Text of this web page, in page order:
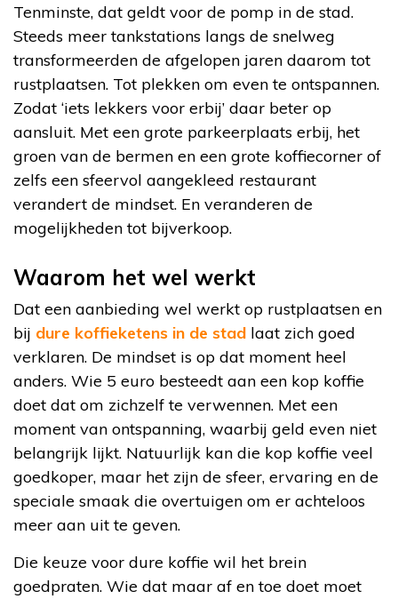
Tenminste, dat geldt voor de pomp in de stad.
Steeds meer tankstations langs de snelweg
transformeerden de afgelopen jaren daarom tot
rustplaatsen. Tot plekken om even te ontspannen.
Zodat ‘iets lekkers voor erbij’ daar beter op
aansluit. Met een grote parkeerplaats erbij, het
groen van de bermen en een grote koffiecorner of
zelfs een sfeervol aangekleed restaurant
verandert de mindset. En veranderen de
mogelijkheden tot bijverkoop.
Waarom het wel werkt
Dat een aanbieding wel werkt op rustplaatsen en
bij dure koffieketens in de stad laat zich goed
verklaren. De mindset is op dat moment heel
anders. Wie 5 euro besteedt aan een kop koffie
doet dat om zichzelf te verwennen. Met een
moment van ontspanning, waarbij geld even niet
belangrijk lijkt. Natuurlijk kan die kop koffie veel
goedkoper, maar het zijn de sfeer, ervaring en de
speciale smaak die overtuigen om er achteloos
meer aan uit te geven.
Die keuze voor dure koffie wil het brein
goedpraten. Wie dat maar af en toe doet moet